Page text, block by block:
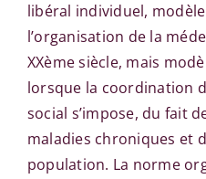
libéral individuel,
l’organisation de la
XXème siècle, mais
lorsque la coordination
social s’impose, du fait
maladies chroniques et
population. La norme